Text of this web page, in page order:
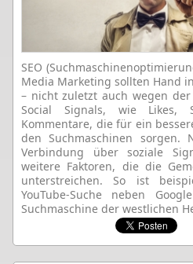
SEO
Media Marketing sollten Hand
– nicht zuletzt auch wegen
Social Signals, wie Likes,
Kommentare, die für ein
den Suchmaschinen sorgen.
Verbindung über soziale
weitere Faktoren, die die
unterstreichen. So ist
YouTube-Suche neben
Suchmaschine der westlichen